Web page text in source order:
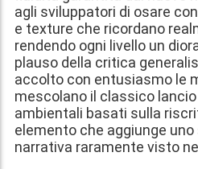
agli sviluppatori di osare
e texture che ricordano
rendendo ogni livello un
plauso della critica
accolto con entusiasmo le
mescolano il classico
ambientali basati sulla
elemento che aggiunge
narrativa raramente visto